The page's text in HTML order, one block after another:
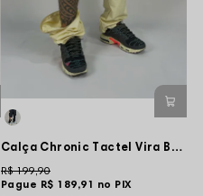
Calça Chronic Tactel Vira Bermuda Break Impermeável - Creme
Pague R$ 189,91 no PIX
R$ 199,90